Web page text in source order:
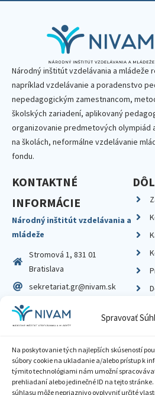
Spravovať
Na poskytovanie tých najlepších skúseností
súbory cookie na ukladanie a/alebo prístup k
týmito technológiami nám umožní
prehliadaní alebo jedinečné ID na tejto
súhlasu môže nepriaznivo ovplyvniť určité
Národný inštitút vzdelávania a mládeže
napríklad vzdelávanie a poradenstvo
nepedagogickým zamestnancom,
školských zariadení, aplikovaný
organizovanie predmetových olympiád
na školách, neformálne vzdelávanie
fondu.
KONTAKTNÉ
INFORMÁCIE
Národný inštitút vzdelávania a
mládeže
Stromová 1, 831 01
Bratislava
sekretariat.gr@nivam.sk
IČO: 00164348
DIČ: 2020798714
Zásady ochrany